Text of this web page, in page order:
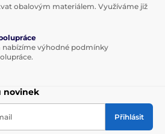
obalovým materiálem. Využíváme již
výhodné podmínky
novinek
Přihlásit